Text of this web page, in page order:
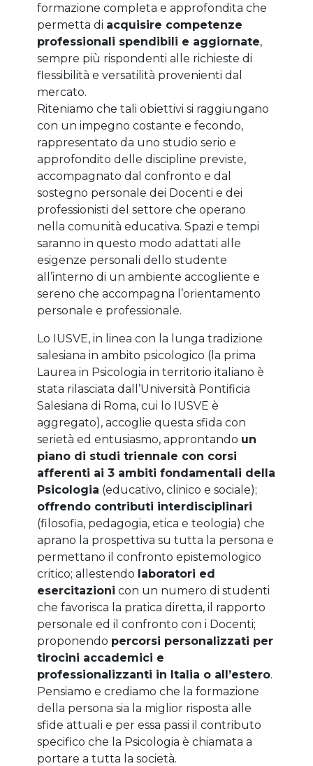
formazione completa e approfondita che
permetta di acquisire competenze
professionali spendibili e aggiornate,
sempre più rispondenti alle richieste di
flessibilità e versatilità provenienti dal
mercato.
Riteniamo che tali obiettivi si raggiungano
con un impegno costante e fecondo,
rappresentato da uno studio serio e
approfondito delle discipline previste,
accompagnato dal confronto e dal
sostegno personale dei Docenti e dei
professionisti del settore che operano
nella comunità educativa. Spazi e tempi
saranno in questo modo adattati alle
esigenze personali dello studente
all’interno di un ambiente accogliente e
sereno che accompagna l’orientamento
personale e professionale.
Lo IUSVE, in linea con la lunga tradizione
salesiana in ambito psicologico (la prima
Laurea in Psicologia in territorio italiano è
stata rilasciata dall’Università Pontificia
Salesiana di Roma, cui lo IUSVE è
aggregato), accoglie questa sfida con
serietà ed entusiasmo, approntando un
piano di studi triennale con corsi
afferenti ai 3 ambiti fondamentali della
Psicologia (educativo, clinico e sociale);
offrendo contributi interdisciplinari
(filosofia, pedagogia, etica e teologia) che
aprano la prospettiva su tutta la persona e
permettano il confronto epistemologico
critico; allestendo laboratori ed
esercitazioni con un numero di studenti
che favorisca la pratica diretta, il rapporto
personale ed il confronto con i Docenti;
proponendo percorsi personalizzati per
tirocini accademici e
professionalizzanti in Italia o all’estero.
Pensiamo e crediamo che la formazione
della persona sia la miglior risposta alle
sfide attuali e per essa passi il contributo
specifico che la Psicologia è chiamata a
portare a tutta la società.